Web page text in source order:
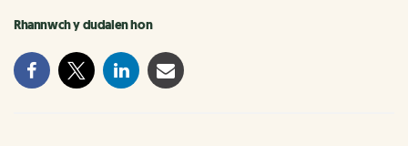
Rhannwch y dudalen hon